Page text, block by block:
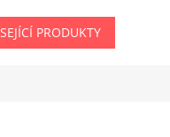
PRODUKTY